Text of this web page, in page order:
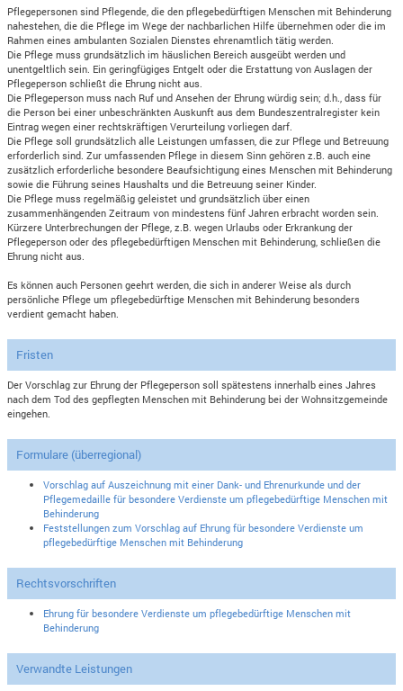
Pflegepersonen sind Pflegende, die den pflegebedürftigen Menschen mit Behinderung
nahestehen, die die Pflege im Wege der nachbarlichen Hilfe übernehmen oder die im
Rahmen eines ambulanten Sozialen Dienstes ehrenamtlich tätig werden.
Die Pflege muss grundsätzlich im häuslichen Bereich ausgeübt werden und
unentgeltlich sein. Ein geringfügiges Entgelt oder die Erstattung von Auslagen der
Pflegeperson schließt die Ehrung nicht aus.
Die Pflegeperson muss nach Ruf und Ansehen der Ehrung würdig sein; d.h., dass für
die Person bei einer unbeschränkten Auskunft aus dem Bundeszentralregister kein
Eintrag wegen einer rechtskräftigen Verurteilung vorliegen darf.
Die Pflege soll grundsätzlich alle Leistungen umfassen, die zur Pflege und Betreuung
erforderlich sind. Zur umfassenden Pflege in diesem Sinn gehören z.B. auch eine
zusätzlich erforderliche besondere Beaufsichtigung eines Menschen mit Behinderung
sowie die Führung seines Haushalts und die Betreuung seiner Kinder.
Die Pflege muss regelmäßig geleistet und grundsätzlich über einen
zusammenhängenden Zeitraum von mindestens fünf Jahren erbracht worden sein.
Kürzere Unterbrechungen der Pflege, z.B. wegen Urlaubs oder Erkrankung der
Pflegeperson oder des pflegebedürftigen Menschen mit Behinderung, schließen die
Ehrung nicht aus.
Es können auch Personen geehrt werden, die sich in anderer Weise als durch
persönliche Pflege um pflegebedürftige Menschen mit Behinderung besonders
verdient gemacht haben.
Fristen
Der Vorschlag zur Ehrung der Pflegeperson soll spätestens innerhalb eines Jahres
nach dem Tod des gepflegten Menschen mit Behinderung bei der Wohnsitzgemeinde
eingehen.
Formulare (überregional)
Vorschlag auf Auszeichnung mit einer Dank- und Ehrenurkunde und der
Pflegemedaille für besondere Verdienste um pflegebedürftige Menschen mit
Behinderung
Feststellungen zum Vorschlag auf Ehrung für besondere Verdienste um
pflegebedürftige Menschen mit Behinderung
Rechtsvorschriften
Ehrung für besondere Verdienste um pflegebedürftige Menschen mit
Behinderung
Verwandte Leistungen